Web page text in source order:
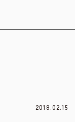
2018.02.15